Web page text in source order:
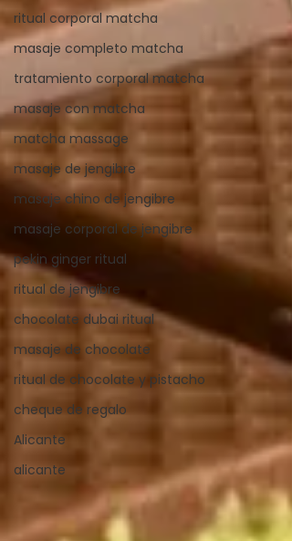
ritual corporal matcha
masaje completo matcha
tratamiento corporal matcha
masaje con matcha
matcha massage
masaje de jengibre
masaje chino de jengibre
masaje corporal de jengibre
pekin ginger ritual
ritual de jengibre
chocolate dubai ritual
masaje de chocolate
ritual de chocolate y pistacho
cheque de regalo
Alicante
alicante